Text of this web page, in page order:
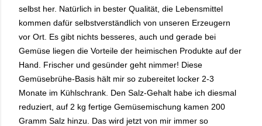
selbst her. Natürlich in bester Qualität, die Lebensmittel
kommen dafür selbstverständlich von unseren Erzeugern
vor Ort. Es gibt nichts besseres, auch und gerade bei
Gemüse liegen die Vorteile der heimischen Produkte auf der
Hand. Frischer und gesünder geht nimmer! Diese
Gemüsebrühe-Basis hält mir so zubereitet locker 2-3
Monate im Kühlschrank. Den Salz-Gehalt habe ich diesmal
reduziert, auf 2 kg fertige Gemüsemischung kamen 200
Gramm Salz hinzu. Das wird jetzt von mir immer so